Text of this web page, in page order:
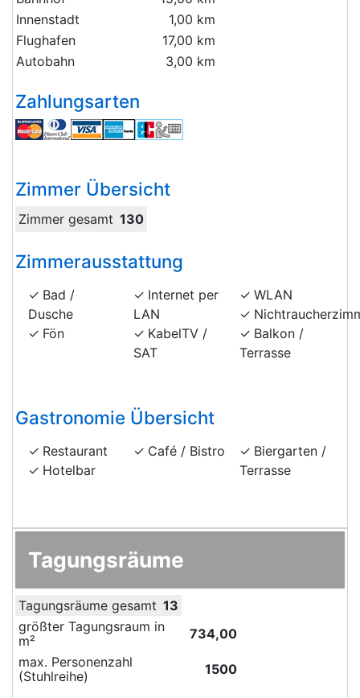
Innenstadt
1,00 km
Flughafen
17,00 km
Autobahn
3,00 km
Zahlungsarten
Zimmer Übersicht
Zimmer gesamt 130
Zimmerausstattung
Bad /
Dusche
Fön
Internet per
LAN
KabelTV /
SAT
WLAN
Balkon /
Terrasse
Gastronomie Übersicht
Restaurant
Hotelbar
Café / Bistro
Biergarten /
Terrasse
Tagungsräume
Tagungsräume gesamt 13
größter Tagungsraum in
m²
734,00
max. Personenzahl
(Stuhlreihe)
1500